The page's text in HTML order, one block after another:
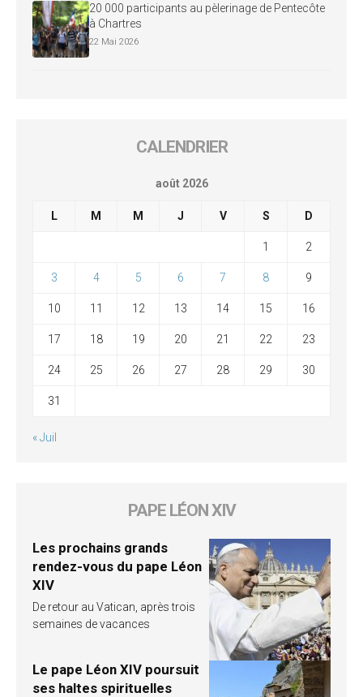
20 000 participants au pèlerinage de Pentecôte
à Chartres
22 Mai 2026
CALENDRIER
août 2026
L M M J V S D
1 2
3 4 5 6 7 8 9
10 11 12 13 14 15 16
17 18 19 20 21 22 23
24 25 26 27 28 29 30
31
« Juil
PAPE LÉON XIV
Les prochains grands
rendez-vous du pape Léon
XIV
De retour au Vatican, après trois
semaines de vacances
Le pape Léon XIV poursuit
ses haltes spirituelles